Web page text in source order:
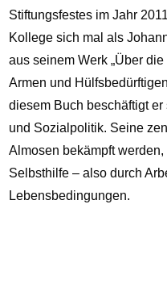
Stiftungsfestes im Jahr
Kollege sich mal als
aus seinem Werk „Über
Armen und
diesem Buch beschäftigt
und Sozialpolitik. Seine
Almosen bekämpft
Selbsthilfe – also durch
Lebensbedingungen.